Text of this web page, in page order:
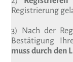
Registrierung
3) Nach der
Bestätigung
muss durch den